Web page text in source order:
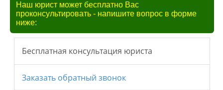
Наш юрист может бесплатно Вас
проконсультировать - напишите вопрос в форме
ниже: